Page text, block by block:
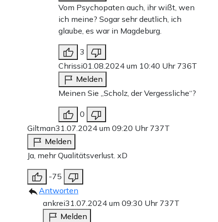
Vom Psychopaten auch, ihr wißt, wen
ich meine? Sogar sehr deutlich, ich
glaube, es war in Magdeburg.
3
Chrissi01.08.2024 um 10:40 Uhr 736T
Melden
Meinen Sie „Scholz, der Vergessliche“?
0
Giltman31.07.2024 um 09:20 Uhr 737T
Melden
Ja, mehr Qualitätsverlust. xD
-75
Antworten
ankrei31.07.2024 um 09:30 Uhr 737T
Melden